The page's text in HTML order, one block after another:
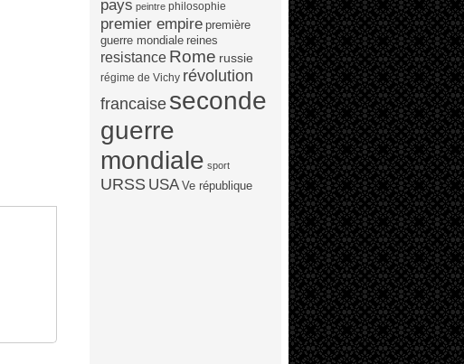
pays peintre philosophie
premier empire première
guerre mondiale reines
resistance Rome russie
régime de Vichy révolution
francaise seconde
guerre
mondiale sport
URSS USA Ve république